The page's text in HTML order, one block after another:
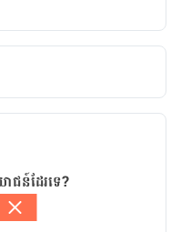
health/surgic
Accessed
health/surgic
Accessed July
ជន៍ដែរទេ?